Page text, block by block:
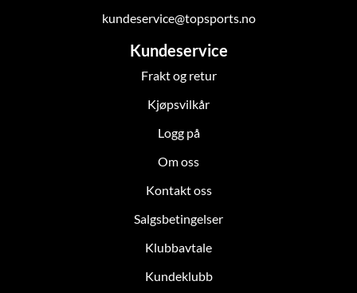
kundeservice@topsports.no
Kundeservice
Frakt og retur
Kjøpsvilkår
Logg på
Om oss
Kontakt oss
Salgsbetingelser
Klubbavtale
Kundeklubb